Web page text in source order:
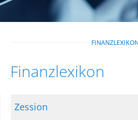
FINANZLEXIKON
Finanzlexikon
Zession